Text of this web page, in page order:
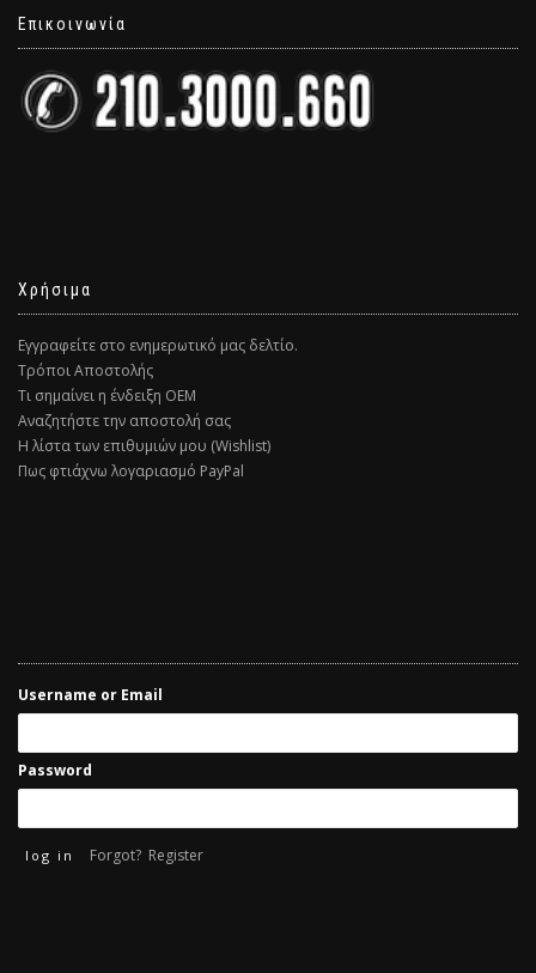
Επικοινωνία
Χρήσιμα
Εγγραφείτε στο ενημερωτικό μας δελτίο.
Τρόποι Αποστολής
Τι σημαίνει η ένδειξη ΟΕΜ
Αναζητήστε την αποστολή σας
Η λίστα των επιθυμιών μου (Wishlist)
Πως φτιάχνω λογαριασμό PayPal
Username or Email
Password
Forgot? Register